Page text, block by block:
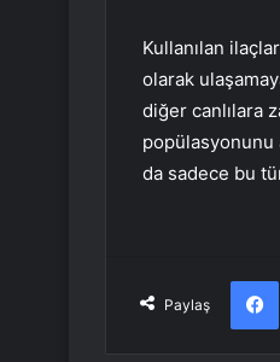
Kullanılan
olarak
diğer canlılara
popülasyonunu
da sadece bu
Paylaş